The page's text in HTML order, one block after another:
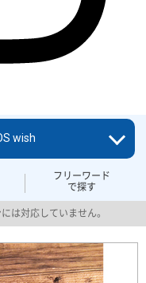
フリーワード
で探す
wish
は対応していません。